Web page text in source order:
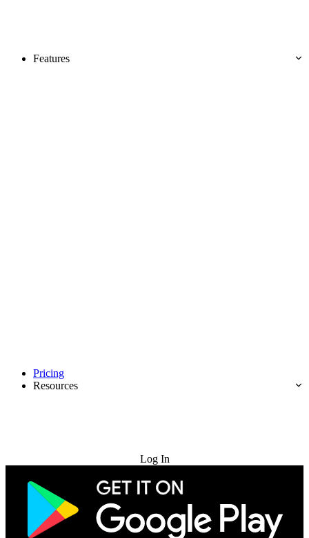
Features
Pricing
Resources
Log In